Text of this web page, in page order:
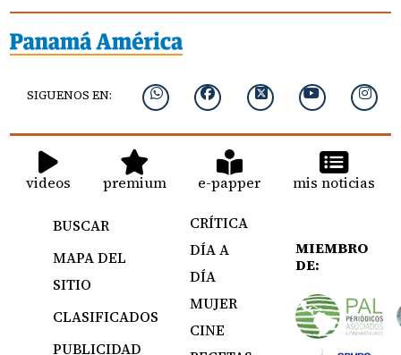
SIGUENOS EN:
videos premium e-papper mis noticias
BUSCAR
MAPA DEL
SITIO
CLASIFICADOS
PUBLICIDAD
CRÍTICA
DÍA A
DÍA
MUJER
CINE
MIEMBRO
DE: